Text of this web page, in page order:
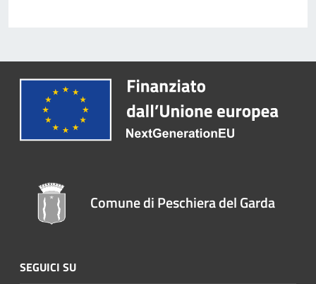
Comune di Peschiera del Garda
SEGUICI SU